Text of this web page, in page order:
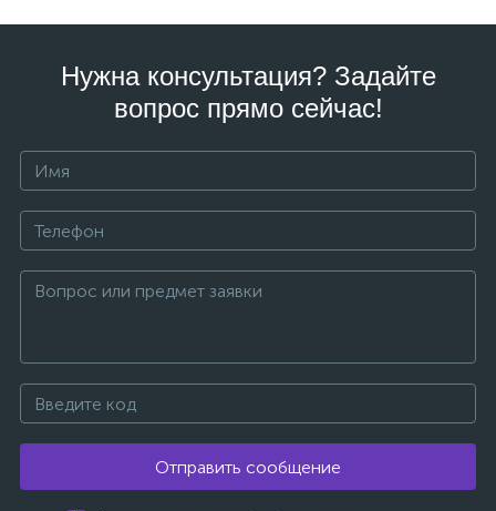
Нужна консультация? Задайте
вопрос прямо сейчас!
Отправить сообщение